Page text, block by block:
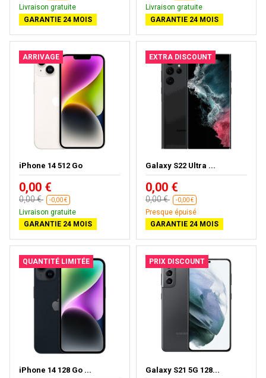
Livraison gratuite
GARANTIE 24 MOIS
Livraison gratuite
GARANTIE 24 MOIS
ARRIVAGE
iPhone 14 512 Go
0,00 €
0,00 € -0,00 €
Livraison gratuite
GARANTIE 24 MOIS
EXTRA DISCOUNT
Galaxy S22 Ultra ...
0,00 €
0,00 € -0,00 €
Presque épuisé
GARANTIE 24 MOIS
QUANTITÉ LIMITÉE
iPhone 14 128 Go ...
PRIX DISCOUNT
Galaxy S21 5G 128...